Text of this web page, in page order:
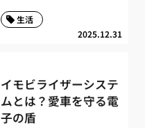
2025.12.31
生活
イモビライザーシステ
ムとは？愛車を守る電
子の盾